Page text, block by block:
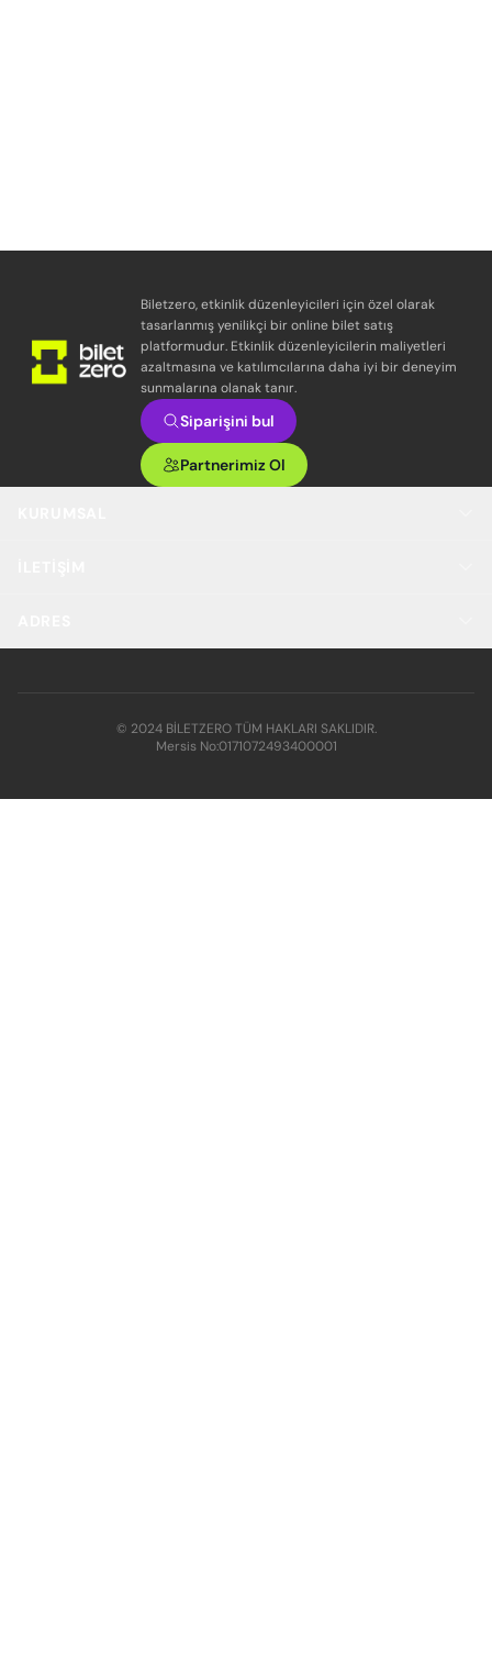
Biletzero, etkinlik düzenleyicileri için özel olarak
tasarlanmış yenilikçi bir online bilet satış
platformudur. Etkinlik düzenleyicilerin maliyetleri
azaltmasına ve katılımcılarına daha iyi bir deneyim
sunmalarına olanak tanır.
Siparişini bul
Partnerimiz Ol
© 2024 BİLETZERO TÜM HAKLARI SAKLIDIR.
Mersis No:0171072493400001